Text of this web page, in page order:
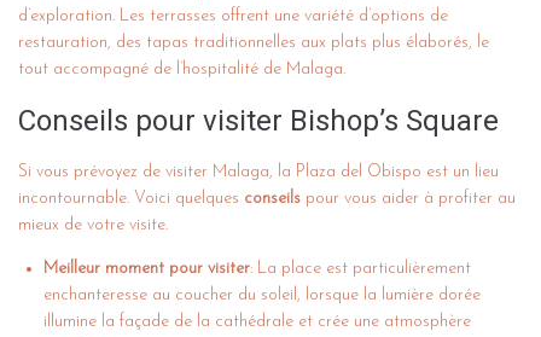
d’exploration. Les terrasses offrent une variété d’options de
restauration, des tapas traditionnelles aux plats plus élaborés, le
tout accompagné de l’hospitalité de Malaga.
Conseils pour visiter Bishop’s Square
Si vous prévoyez de visiter Malaga, la Plaza del Obispo est un lieu
incontournable. Voici quelques conseils pour vous aider à profiter au
mieux de votre visite.
Meilleur moment pour visiter: La place est particulièrement
enchanteresse au coucher du soleil, lorsque la lumière dorée
illumine la façade de la cathédrale et crée une atmosphère